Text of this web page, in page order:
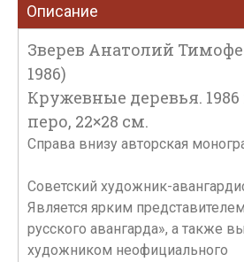
Описание
Зверев Анатолий
1986)
Кружевные деревья. 1986
перо, 22×28 см.
Справа внизу авторская
Советский художник-
Является ярким
русского авангарда», а также
художником неофициального